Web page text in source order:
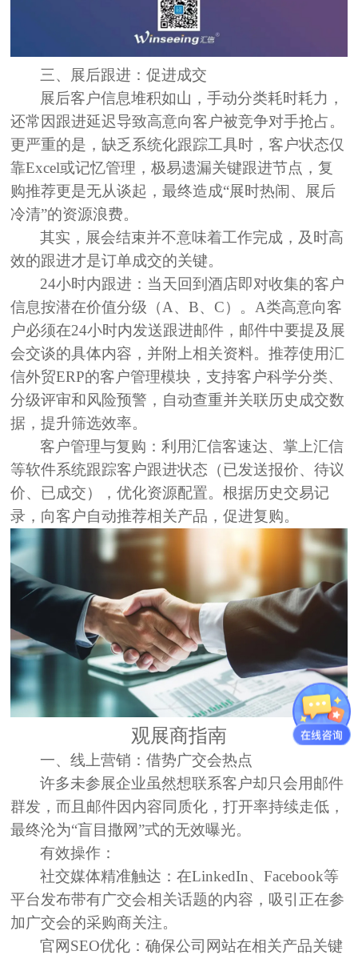
三、展后跟进：促进成交
展后客户信息堆积如山，手动分类耗时耗力 ，
还常因跟进延迟导致高意向客户被竞争对手抢占。
更严重的是，缺乏系统化跟踪工具时，客户状态仅
靠Excel或记忆管理 ，极易遗漏关键跟进节点，复
购推荐更是无从谈起 ，最终造成“展时热闹、展后
冷清”的资源浪费。
其实，展会结束并不意味着工作完成，及时高
效的跟进才是订单成交的关键。
24小时内跟进： 当天回到酒店即对收集的客户
信息按潜在价值分级（A、B、C）。A类高意向客
户必须在24小时内发送跟进邮件，邮件中要提及展
会交谈的具体内容，并附上相关资料。推荐使用汇
信外贸ERP的客户管理模块 ，支持客户科学分类、
分级评审和风险预警，自动查重并关联历史成交数
据，提升筛选效率。
客户管理与复购：利用汇信客速达、掌上汇信
等软件系统跟踪客户跟进状态（已发送报价、待议
价、已成交），优化资源配置。根据历史交易记
录，向客户自动推荐相关产品，促进复购。
观展商指南
一、线上营销：借势广交会热点
许多未参展企业虽然想联系客户却只会用邮件
群发 ，而且邮件因内容同质化，打开率持续走低，
最终沦为“盲目撒网”式的无效曝光。
有效操作：
社交媒体精准触达：在LinkedIn、Facebook等
平台发布带有广交会相关话题的内容，吸引正在参
加广交会的采购商关注。
官网SEO优化：确保公司网站在相关产品关键